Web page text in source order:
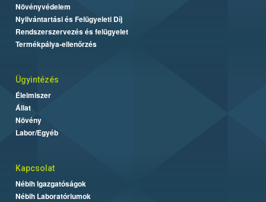
Növényvédelem
Nyilvántartási és Felügyeleti Díj
Rendszerszervezés és felügyelet
Termékpálya-ellenőrzés
Ügyintézés
Élelmiszer
Állat
Növény
Labor/Egyéb
Kapcsolat
Nébih Igazgatóságok
Nébih Laboratóriumok